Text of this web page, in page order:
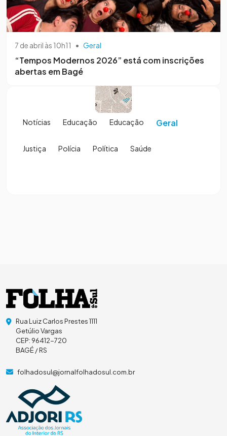
7 de abril às 10h11 • Geral
“Tempos Modernos 2026” está com inscrições
abertas em Bagé
Notícias Educação Educação Geral
Justiça Polícia Política Saúde
Rua Luiz Carlos Prestes 1111
Getúlio Vargas
CEP: 96412-720
BAGÉ / RS
folhadosul@jornalfolhadosul.com.br